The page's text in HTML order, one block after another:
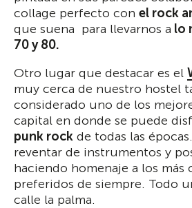
collage perfecto con el rock
que suena para llevarnos a lo
70 y 80.
Otro lugar que destacar es el
muy cerca de nuestro hostel
considerado uno de los
capital en donde se puede
punk rock de todas las
reventar de instrumentos y
haciendo homenaje a los más
preferidos de siempre. Todo
calle la palma.